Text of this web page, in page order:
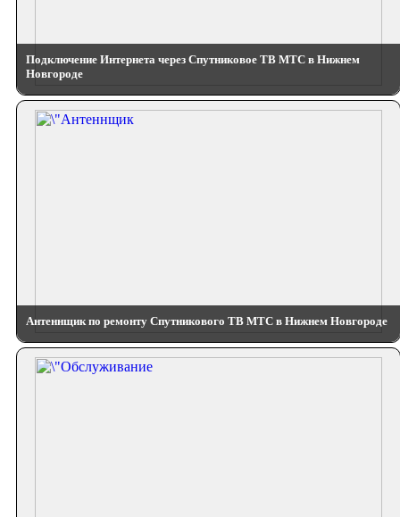
Подключение Интернета через Спутниковое ТВ МТС в Нижнем
Новгороде
Антеннщик по ремонту Спутникового ТВ МТС в Нижнем Новгороде